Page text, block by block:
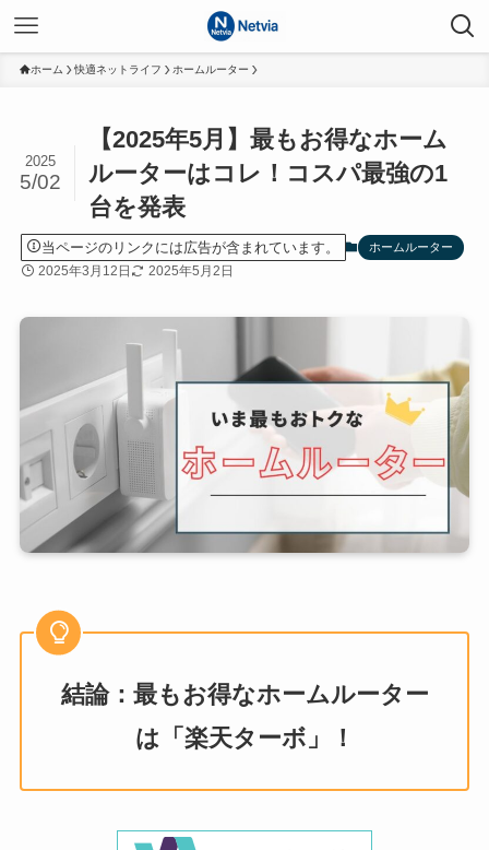
ホーム 快適ネットライフ ホームルーター
【2025年5月】最もお得なホーム
ルーターはコレ！コスパ最強の1
台を発表
2025
5/02
当ページのリンクには広告が含まれています。 ホームルーター
2025年3月12日 2025年5月2日
結論：最もお得なホームルーター
は「楽天ターボ」！